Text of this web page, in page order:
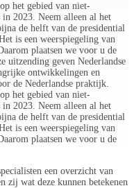
het gebied van niet-
2023. Neem alleen al het
de helft van de presidential
is een weerspiegeling van
plaatsen we voor u de
uitzending geven Nederlandse
ontwikkelingen en
de Nederlandse praktijk.
het gebied van niet-
2023. Neem alleen al het
de helft van de presidential
is een weerspiegeling van
plaatsen we voor u de
een overzicht van
zij wat deze kunnen betekenen